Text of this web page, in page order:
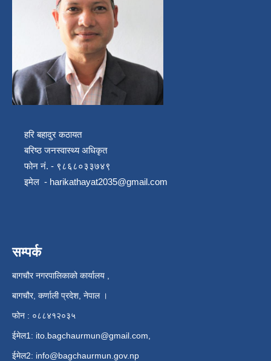
हरि बहादुर कठायत
बरिष्ठ जनस्वास्थ्य अधिकृत
फोन नं. - ९८६८०३३७४९
इमेल - harikathayat2035@gmail.com
सम्पर्क
बागचौर नगरपालिकाको कार्यालय ,
बागचौर, कर्णाली प्रदेश, नेपाल ।
फोन : ०८८४१२०३५
ईमेल1: ito.bagchaurmun@gmail.com
ईमेल2: info@bagchaurmun.gov.np